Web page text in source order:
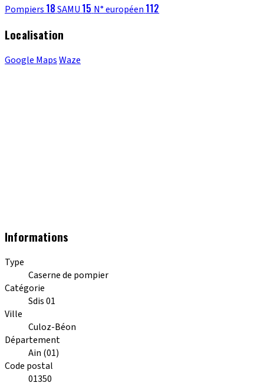
Pompiers 18SAMU 15 N° européen 112
Localisation
Google MapsWaze
Informations
Type
Caserne de pompier
Catégorie
Sdis 01
Ville
Culoz-Béon
Département
Ain (01)
Code postal
01350